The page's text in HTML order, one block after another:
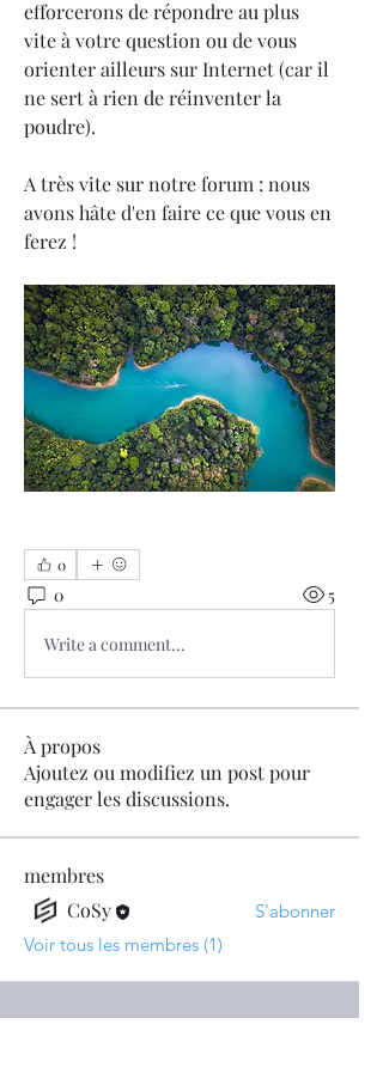
efforcerons de répondre au plus
vite à votre question ou de vous
orienter ailleurs sur Internet (car il
ne sert à rien de réinventer la
poudre).
A très vite sur notre forum : nous
avons hâte d'en faire ce que vous en
ferez !
0
0 5
Write a comment...
À propos
Ajoutez ou modifiez un post pour
engager les discussions.
membres
CoSy
S'abonner
Voir tous les membres (1)